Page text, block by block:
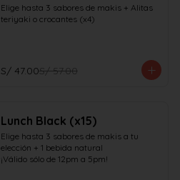
Elige hasta 3 sabores de makis + Alitas
teriyaki o crocantes (x4)
S/ 47.00S/ 57.00
Lunch Black (x15)
Elige hasta 3 sabores de makis a tu
elección + 1 bebida natural
¡Válido sólo de 12pm a 5pm!